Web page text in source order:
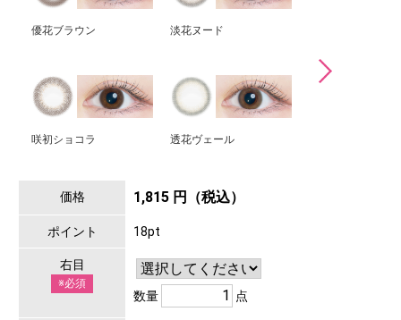
優花ブラウン 淡花ヌード
咲初ショコラ 透花ヴェール
価格 1,815 円（税込）
ポイント 18pt
右目
※必須
数量 点